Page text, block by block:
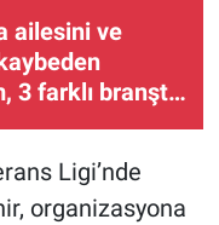
ailesini ve
3 farklı branşta
Ligi’nde
organizasyona